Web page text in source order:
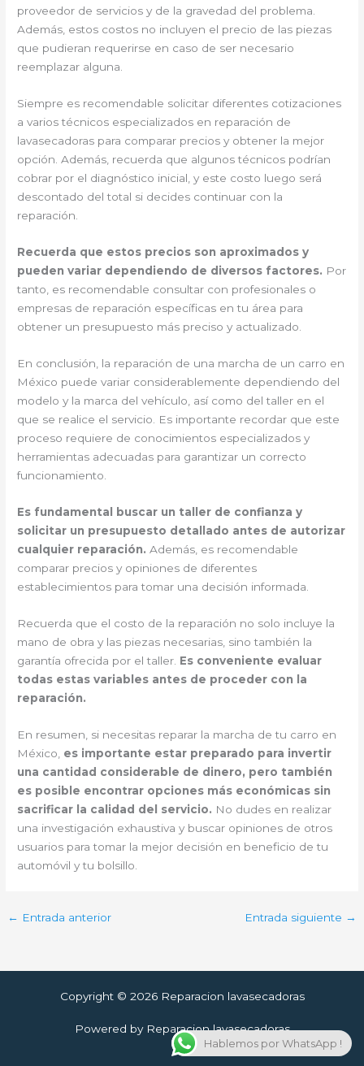
proveedor de servicios y de la gravedad del problema.
Además, estos costos no incluyen el precio de las piezas
que pudieran requerirse en caso de ser necesario
reemplazar alguna.
Siempre es recomendable solicitar diferentes cotizaciones
a varios técnicos especializados en reparación de
lavasecadoras para comparar precios y obtener la mejor
opción. Además, recuerda que algunos técnicos podrían
cobrar por el diagnóstico inicial, y este costo luego será
descontado del total si decides continuar con la
reparación.
Recuerda que estos precios son aproximados y
pueden variar dependiendo de diversos factores. Por
tanto, es recomendable consultar con profesionales o
empresas de reparación específicas en tu área para
obtener un presupuesto más preciso y actualizado.
En conclusión, la reparación de una marcha de un carro en
México puede variar considerablemente dependiendo del
modelo y la marca del vehículo, así como del taller en el
que se realice el servicio. Es importante recordar que este
proceso requiere de conocimientos especializados y
herramientas adecuadas para garantizar un correcto
funcionamiento.
Es fundamental buscar un taller de confianza y
solicitar un presupuesto detallado antes de autorizar
cualquier reparación. Además, es recomendable
comparar precios y opiniones de diferentes
establecimientos para tomar una decisión informada.
Recuerda que el costo de la reparación no solo incluye la
mano de obra y las piezas necesarias, sino también la
garantía ofrecida por el taller. Es conveniente evaluar
todas estas variables antes de proceder con la
reparación.
En resumen, si necesitas reparar la marcha de tu carro en
México, es importante estar preparado para invertir
una cantidad considerable de dinero, pero también
es posible encontrar opciones más económicas sin
sacrificar la calidad del servicio. No dudes en realizar
una investigación exhaustiva y buscar opiniones de otros
usuarios para tomar la mejor decisión en beneficio de tu
automóvil y tu bolsillo.
← Entrada anterior Entrada siguiente →
Copyright © 2026 Reparacion lavasecadoras
Powered by Reparacion lavasecadoras
Hablemos por WhatsApp !